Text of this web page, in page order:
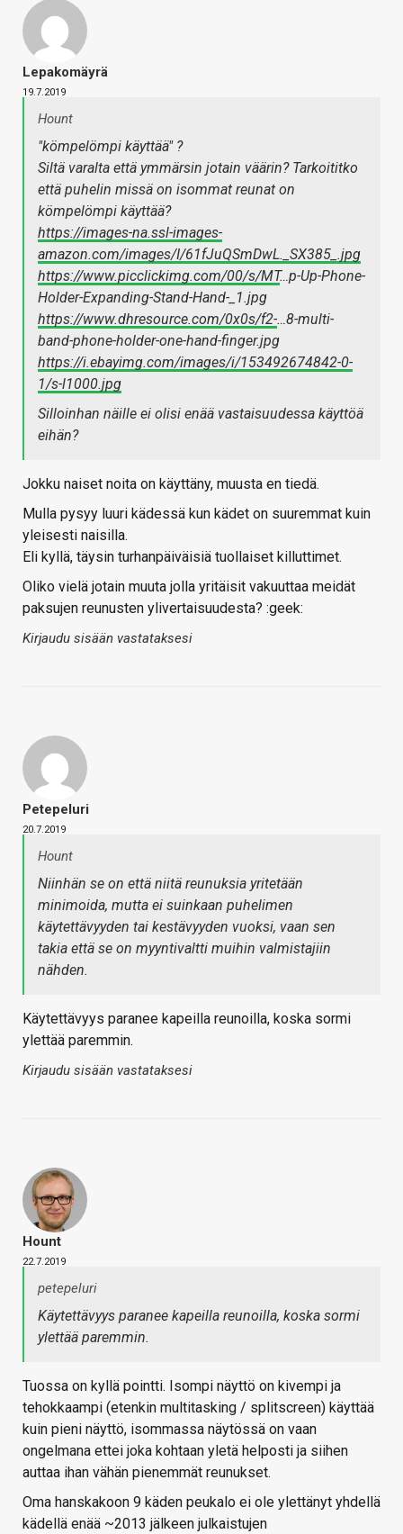
Lepakomäyrä
19.7.2019
Hount
"kömpelömpi käyttää" ?
Siltä varalta että ymmärsin jotain väärin? Tarkoititko
että puhelin missä on isommat reunat on
kömpelömpi käyttää?
https://images-na.ssl-images-
amazon.com/images/I/61fJuQSmDwL._SX385_.jpg
https://www.picclickimg.com/00/s/MT…p-Up-Phone-
Holder-Expanding-Stand-Hand-_1.jpg
https://www.dhresource.com/0x0s/f2-…8-multi-
band-phone-holder-one-hand-finger.jpg
https://i.ebayimg.com/images/i/153492674842-0-
1/s-l1000.jpg
Silloinhan näille ei olisi enää vastaisuudessa käyttöä
eihän?
Jokku naiset noita on käyttäny, muusta en tiedä.
Mulla pysyy luuri kädessä kun kädet on suuremmat kuin
yleisesti naisilla.
Eli kyllä, täysin turhanpäiväisiä tuollaiset killuttimet.
Oliko vielä jotain muuta jolla yritäisit vakuuttaa meidät
paksujen reunusten ylivertaisuudesta? :geek:
Kirjaudu sisään vastataksesi
Petepeluri
20.7.2019
Hount
Niinhän se on että niitä reunuksia yritetään
minimoida, mutta ei suinkaan puhelimen
käytettävyyden tai kestävyyden vuoksi, vaan sen
takia että se on myyntivaltti muihin valmistajiin
nähden.
Käytettävyys paranee kapeilla reunoilla, koska sormi
ylettää paremmin.
Kirjaudu sisään vastataksesi
Hount
22.7.2019
petepeluri
Käytettävyys paranee kapeilla reunoilla, koska sormi
ylettää paremmin.
Tuossa on kyllä pointti. Isompi näyttö on kivempi ja
tehokkaampi (etenkin multitasking / splitscreen) käyttää
kuin pieni näyttö, isommassa näytössä on vaan
ongelmana ettei joka kohtaan yletä helposti ja siihen
auttaa ihan vähän pienemmät reunukset.
Oma hanskakoon 9 käden peukalo ei ole ylettänyt yhdellä
kädellä enää ~2013 jälkeen julkaistujen